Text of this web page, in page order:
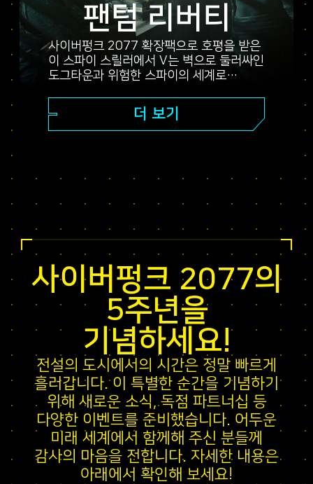
팬텀 리버티
사이버펑크 2077 확장팩으로 호평을 받은
이 스파이 스릴러에서 V는 벽으로 둘러싸인
도그타운과 위험한 스파이의 세계로
이야기와 반전, 운명을 결정짓는 선택으로
가득한 박진감 넘치는 스토리를 경험하고,
확장팩에서만 사용할 수 있는 놀라운 렐릭
만나 보세요!
더 보기
사이버펑크 2077의
5주년을
기념하세요!
전설의 도시에서의 시간은 정말 빠르게
흘러갑니다. 이 특별한 순간을 기념하기
위해 새로운 소식, 독점 파트너십 등
다양한 이벤트를 준비했습니다. 어두운
미래 세계에서 함께해 주신 분들께
감사의 마음을 전합니다. 자세한 내용은
아래에서 확인해 보세요!